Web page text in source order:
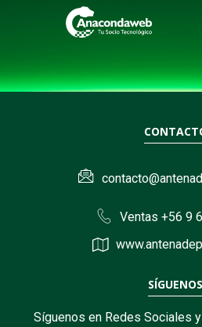
Ventas +56 9
SÍGUENOS
Síguenos en Redes Sociales